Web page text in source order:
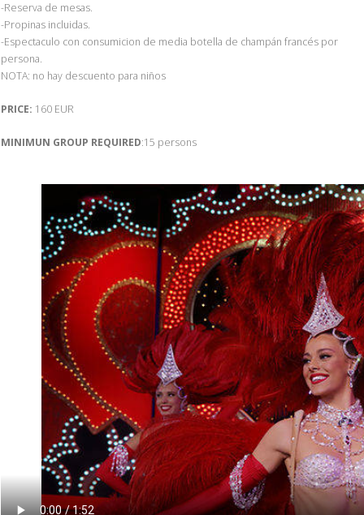
-Reserva de mesas.
-Propinas incluidas.
-Espectaculo con consumicion de media botella de champán francés por
persona.
NOTA: no hay descuento para niños
PRICE: 160 EUR
MINIMUN GROUP REQUIRED:15 persons